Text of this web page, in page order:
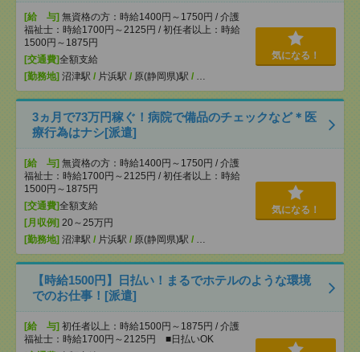
[給 与] 無資格の方：時給1400円～1750円 / 介護
福祉士：時給1700円～2125円 / 初任者以上：時給
1500円～1875円
[交通費]全額支給
[勤務地] 沼津駅 / 片浜駅 / 原(静岡県)駅 / …
気になる！
3ヵ月で73万円稼ぐ！病院で備品のチェックなど＊医
療行為はナシ[派遣]
[給 与] 無資格の方：時給1400円～1750円 / 介護
福祉士：時給1700円～2125円 / 初任者以上：時給
1500円～1875円
[交通費]全額支給
[月収例] 20～25万円
[勤務地] 沼津駅 / 片浜駅 / 原(静岡県)駅 / …
気になる！
【時給1500円】日払い！まるでホテルのような環境
でのお仕事！[派遣]
[給 与] 初任者以上：時給1500円～1875円 / 介護
福祉士：時給1700円～2125円 ■日払いOK